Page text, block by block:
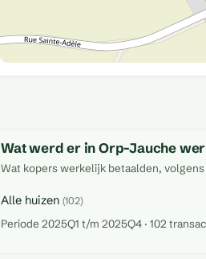
Wat werd er in Orp-Jauche
Wat kopers werkelijk betaalden,
Alle huizen (102)
Periode 2025Q1 t/m 2025Q4 · 102